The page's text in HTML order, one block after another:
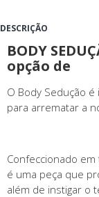
DESCRIÇÃO
BODY
opção de
O Body Sedução
para arrematar a
Confeccionado
é uma peça que
além de instigar o